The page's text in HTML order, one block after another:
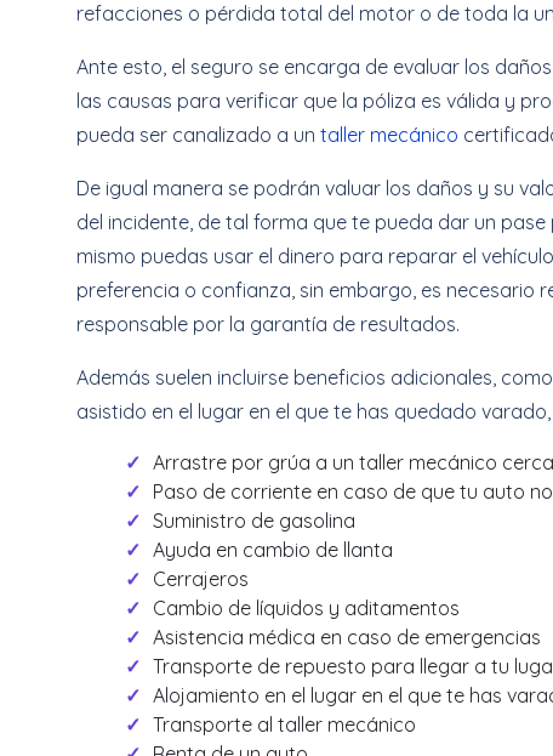
refacciones o pérdida total del motor o de toda la
Ante esto, el seguro se encarga de evaluar los
las causas para verificar que la póliza es válida y
pueda ser canalizado a un taller mecánico
De igual manera se podrán valuar los daños y su
del incidente, de tal forma que te pueda dar un
mismo puedas usar el dinero para reparar el
preferencia o confianza, sin embargo, es necesario
responsable por la garantía de resultados.
Además suelen incluirse beneficios adicionales,
asistido en el lugar en el que te has quedado
Arrastre por grúa a un taller mecánico
Paso de corriente en caso de que tu auto
Suministro de gasolina
Ayuda en cambio de llanta
Cerrajeros
Cambio de líquidos y aditamentos
Asistencia médica en caso de emergencias
Transporte de repuesto para llegar a tu
Alojamiento en el lugar en el que te has
Transporte al taller mecánico